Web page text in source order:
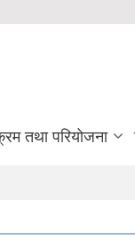
तथा परियोजना